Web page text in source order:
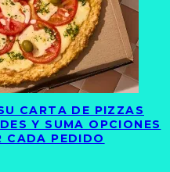
CARTA DE PIZZAS
Y SUMA OPCIONES
CADA PEDIDO